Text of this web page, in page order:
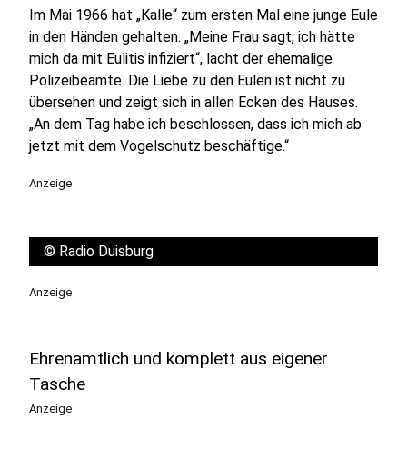
Im Mai 1966 hat „Kalle“ zum ersten Mal eine junge Eule
in den Händen gehalten. „Meine Frau sagt, ich hätte
mich da mit Eulitis infiziert“, lacht der ehemalige
Polizeibeamte. Die Liebe zu den Eulen ist nicht zu
übersehen und zeigt sich in allen Ecken des Hauses.
„An dem Tag habe ich beschlossen, dass ich mich ab
jetzt mit dem Vogelschutz beschäftige.“
Anzeige
© Radio Duisburg
Anzeige
Ehrenamtlich und komplett aus eigener
Tasche
Anzeige